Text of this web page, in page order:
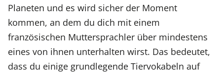
Planeten und es wird sicher der Moment
kommen, an dem du dich mit einem
französischen Muttersprachler über mindestens
eines von ihnen unterhalten wirst. Das bedeutet,
dass du einige grundlegende Tiervokabeln auf